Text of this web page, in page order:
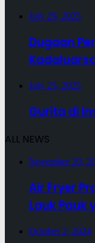
July 29, 2025
Dugaan
July 25, 2025
Gurita di
ALL NEWS
November 29,
Air Fryer
Lauk Pauk
October 2, 2024